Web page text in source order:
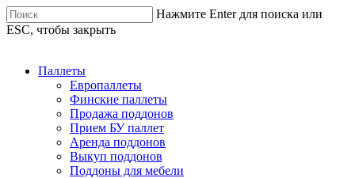
Нажмите Enter для поиска или
ESC, чтобы закрыть
Паллеты
Европаллеты
Финские паллеты
Продажа поддонов
Прием БУ паллет
Аренда поддонов
Выкуп поддонов
Поддоны для мебели